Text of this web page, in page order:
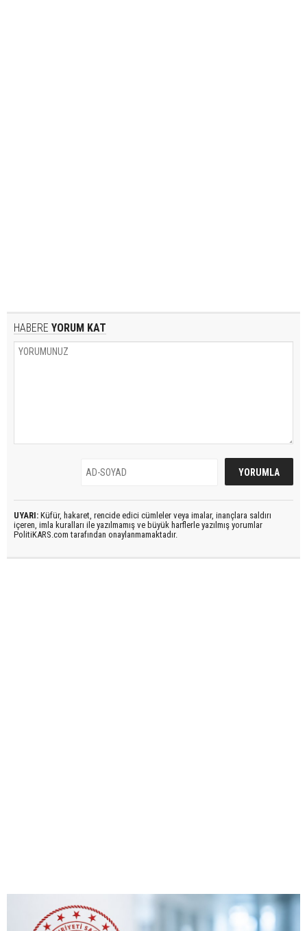
HABERE YORUM KAT
UYARI: Küfür, hakaret, rencide edici cümleler veya imalar, inançlara saldırı
içeren, imla kuralları ile yazılmamış ve büyük harflerle yazılmış yorumlar
PolitiKARS.com tarafından onaylanmamaktadır.